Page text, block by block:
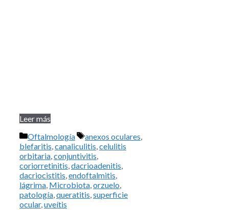
Leer más
Categorías
Oftalmología Etiquetas
anexos oculares,
blefaritis,canaliculitis,celulitis
orbitaria,conjuntivitis,
coriorretinitis,dacrioadenitis,
dacriocistitis,endoftalmitis,
lágrima, Microbiota,orzuelo,
patología,queratitis,superficie
ocular,uveítis